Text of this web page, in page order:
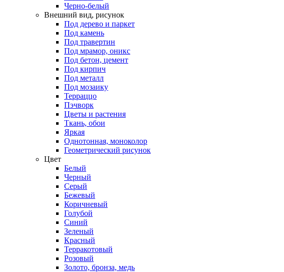
Черно-белый
Внешний вид, рисунок
Под дерево и паркет
Под камень
Под травертин
Под мрамор, оникс
Под бетон, цемент
Под кирпич
Под металл
Под мозаику
Терраццо
Пэчворк
Цветы и растения
Ткань, обои
Яркая
Однотонная, моноколор
Геометрический рисунок
Цвет
Белый
Черный
Серый
Бежевый
Коричневый
Голубой
Синий
Зеленый
Красный
Терракотовый
Розовый
Золото, бронза, медь